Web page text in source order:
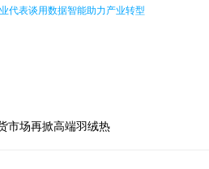
代表谈用数据智能助力产业转型
市场再掀高端羽绒热